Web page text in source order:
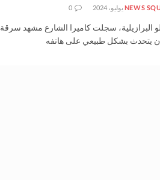
NEWS
0
البرازيلية، سجلت كاميرا الشارع مشهد سرقة
يتحدث بشكل طبيعي على هاتفه